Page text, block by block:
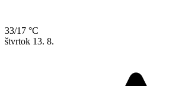
33/17 °C
štvrtok 13. 8.